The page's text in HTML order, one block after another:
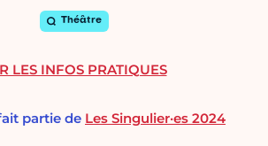
Théâtre
partie de Les Singulier·es 2024
LES INFOS PRATIQUES